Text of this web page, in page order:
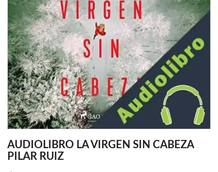
AUDIOLIBRO LA VIRGEN SIN CABEZA
PILAR RUIZ